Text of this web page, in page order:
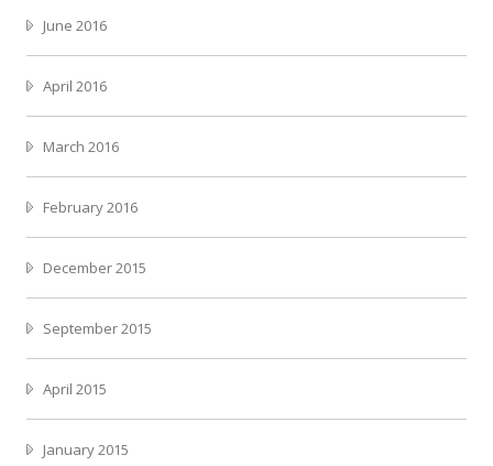
June 2016
April 2016
March 2016
February 2016
December 2015
September 2015
April 2015
January 2015